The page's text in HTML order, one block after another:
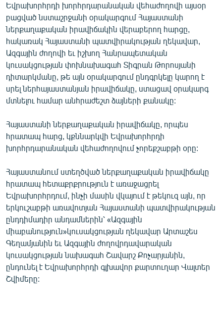
ՊԱՏԵՐԱԶՄԻ 6 ՇԱԲԱԹՆԵՐԸ
ՏԱՐԱԾԱՇՐՋԱՆ
ՄԻՋԱԶԳԱՅԻՆ
ՄՇԱԿՈՒՅԹ
ՍՊՈՐՏ
ՄԵԿՆԱԲԱՆՈՒԹՅՈՒՆ
ԿՈՐՈՆԱՎԻՐՈՒՍ
ԱՐԽԻՎ
ՏԵՍԱՆՅՈՒԹԵՐ
ԲԱՆԱՎԵՃ
ՁԳՏԵԼՈՎ ԼԱՎԱԳՈՒՅՆԻՆ
ՓՈԴՔԱՍԹ
Հայերեն
English
Եվրախորհրդի խորհրդարանական վեհաժողովի այսօր
բացված նստաշրջանի օրակարգում Հայաստանի
ներքաղաքական իրավիճակին վերաբերող հարցը,
հակառակ Հայաստանի պատվիրակության ղեկավար,
Ազգային ժողովի եւ իշխող Հանրապետական
կուսակցության փոխնախագահ Տիգրան Թորոսյանի
դիտարկմանը, թե այն օրակարգում ընդգրկելը կարող է
սրել ներհայաստանյան իրավիճակը, ստացավ օրակարգ
մտնելու համար անհրաժեշտ ձայների քանակը:
Հայաստանի ներքաղաքական իրավիճակը, որպես
հրատապ հարց, կքննարկվի Եվրախորհրդի
խորհրդարանական վեհաժողովում չորեքշաբթի օրը:
Հայաստանում ստեղծված ներքաղաքական իրավիճակը
հրատապ հետաքրքրություն է առաջացրել
Եվրախորհրդում, ինչի մասին վկայում է թեկուզ այն, որ
երկուշաբթի առավոտյան Հայաստանի պատվիրակության
ընդդիմադիր անդամներին՝ «Ազգային
միաբանություն»կուսակցության ղեկավար Արտաշես
Գեղամյանին եւ Ազգային ժողովրդավարական
կուսակցության նախագահ Շավարշ Քոչարյանին,
ընդունել է Եվրախորհրդի գլխավոր քարտուղար Վալտեր
Շվիմերը: